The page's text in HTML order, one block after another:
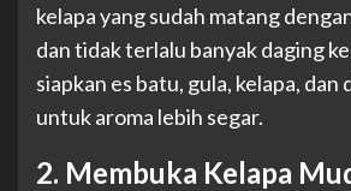
kelapa yang sudah matang
dan tidak terlalu banyak daging
siapkan es batu, gula, kelapa, dan
untuk aroma lebih segar.
2. Membuka Kelapa